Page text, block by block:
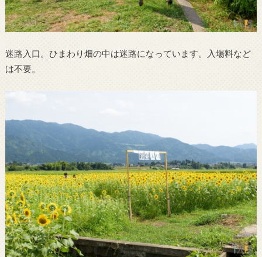
迷路入口。ひまわり畑の中は迷路になっています。入場料など
は不要。